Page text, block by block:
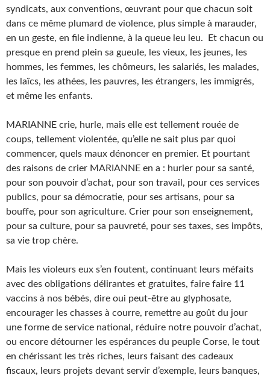
syndicats, aux conventions, œuvrant pour que chacun soit
dans ce même plumard de violence, plus simple à marauder,
en un geste, en file indienne, à la queue leu leu. Et chacun ou
presque en prend plein sa gueule, les vieux, les jeunes, les
hommes, les femmes, les chômeurs, les salariés, les malades,
les laïcs, les athées, les pauvres, les étrangers, les immigrés,
et même les enfants.
MARIANNE crie, hurle, mais elle est tellement rouée de
coups, tellement violentée, qu’elle ne sait plus par quoi
commencer, quels maux dénoncer en premier. Et pourtant
des raisons de crier MARIANNE en a : hurler pour sa santé,
pour son pouvoir d’achat, pour son travail, pour ces services
publics, pour sa démocratie, pour ses artisans, pour sa
bouffe, pour son agriculture. Crier pour son enseignement,
pour sa culture, pour sa pauvreté, pour ses taxes, ses impôts,
sa vie trop chère.
Mais les violeurs eux s’en foutent, continuant leurs méfaits
avec des obligations délirantes et gratuites, faire faire 11
vaccins à nos bébés, dire oui peut-être au glyphosate,
encourager les chasses à courre, remettre au goût du jour
une forme de service national, réduire notre pouvoir d’achat,
ou encore détourner les espérances du peuple Corse, le tout
en chérissant les très riches, leurs faisant des cadeaux
fiscaux, leurs projets devant servir d’exemple, leurs banques,